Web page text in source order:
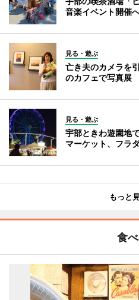
音楽イベント開催
見る・遊ぶ
亡き夫のカメラを
のカフェで写真展
見る・遊ぶ
宇部ときわ遊園地
マーケット、フラ
もっと
食